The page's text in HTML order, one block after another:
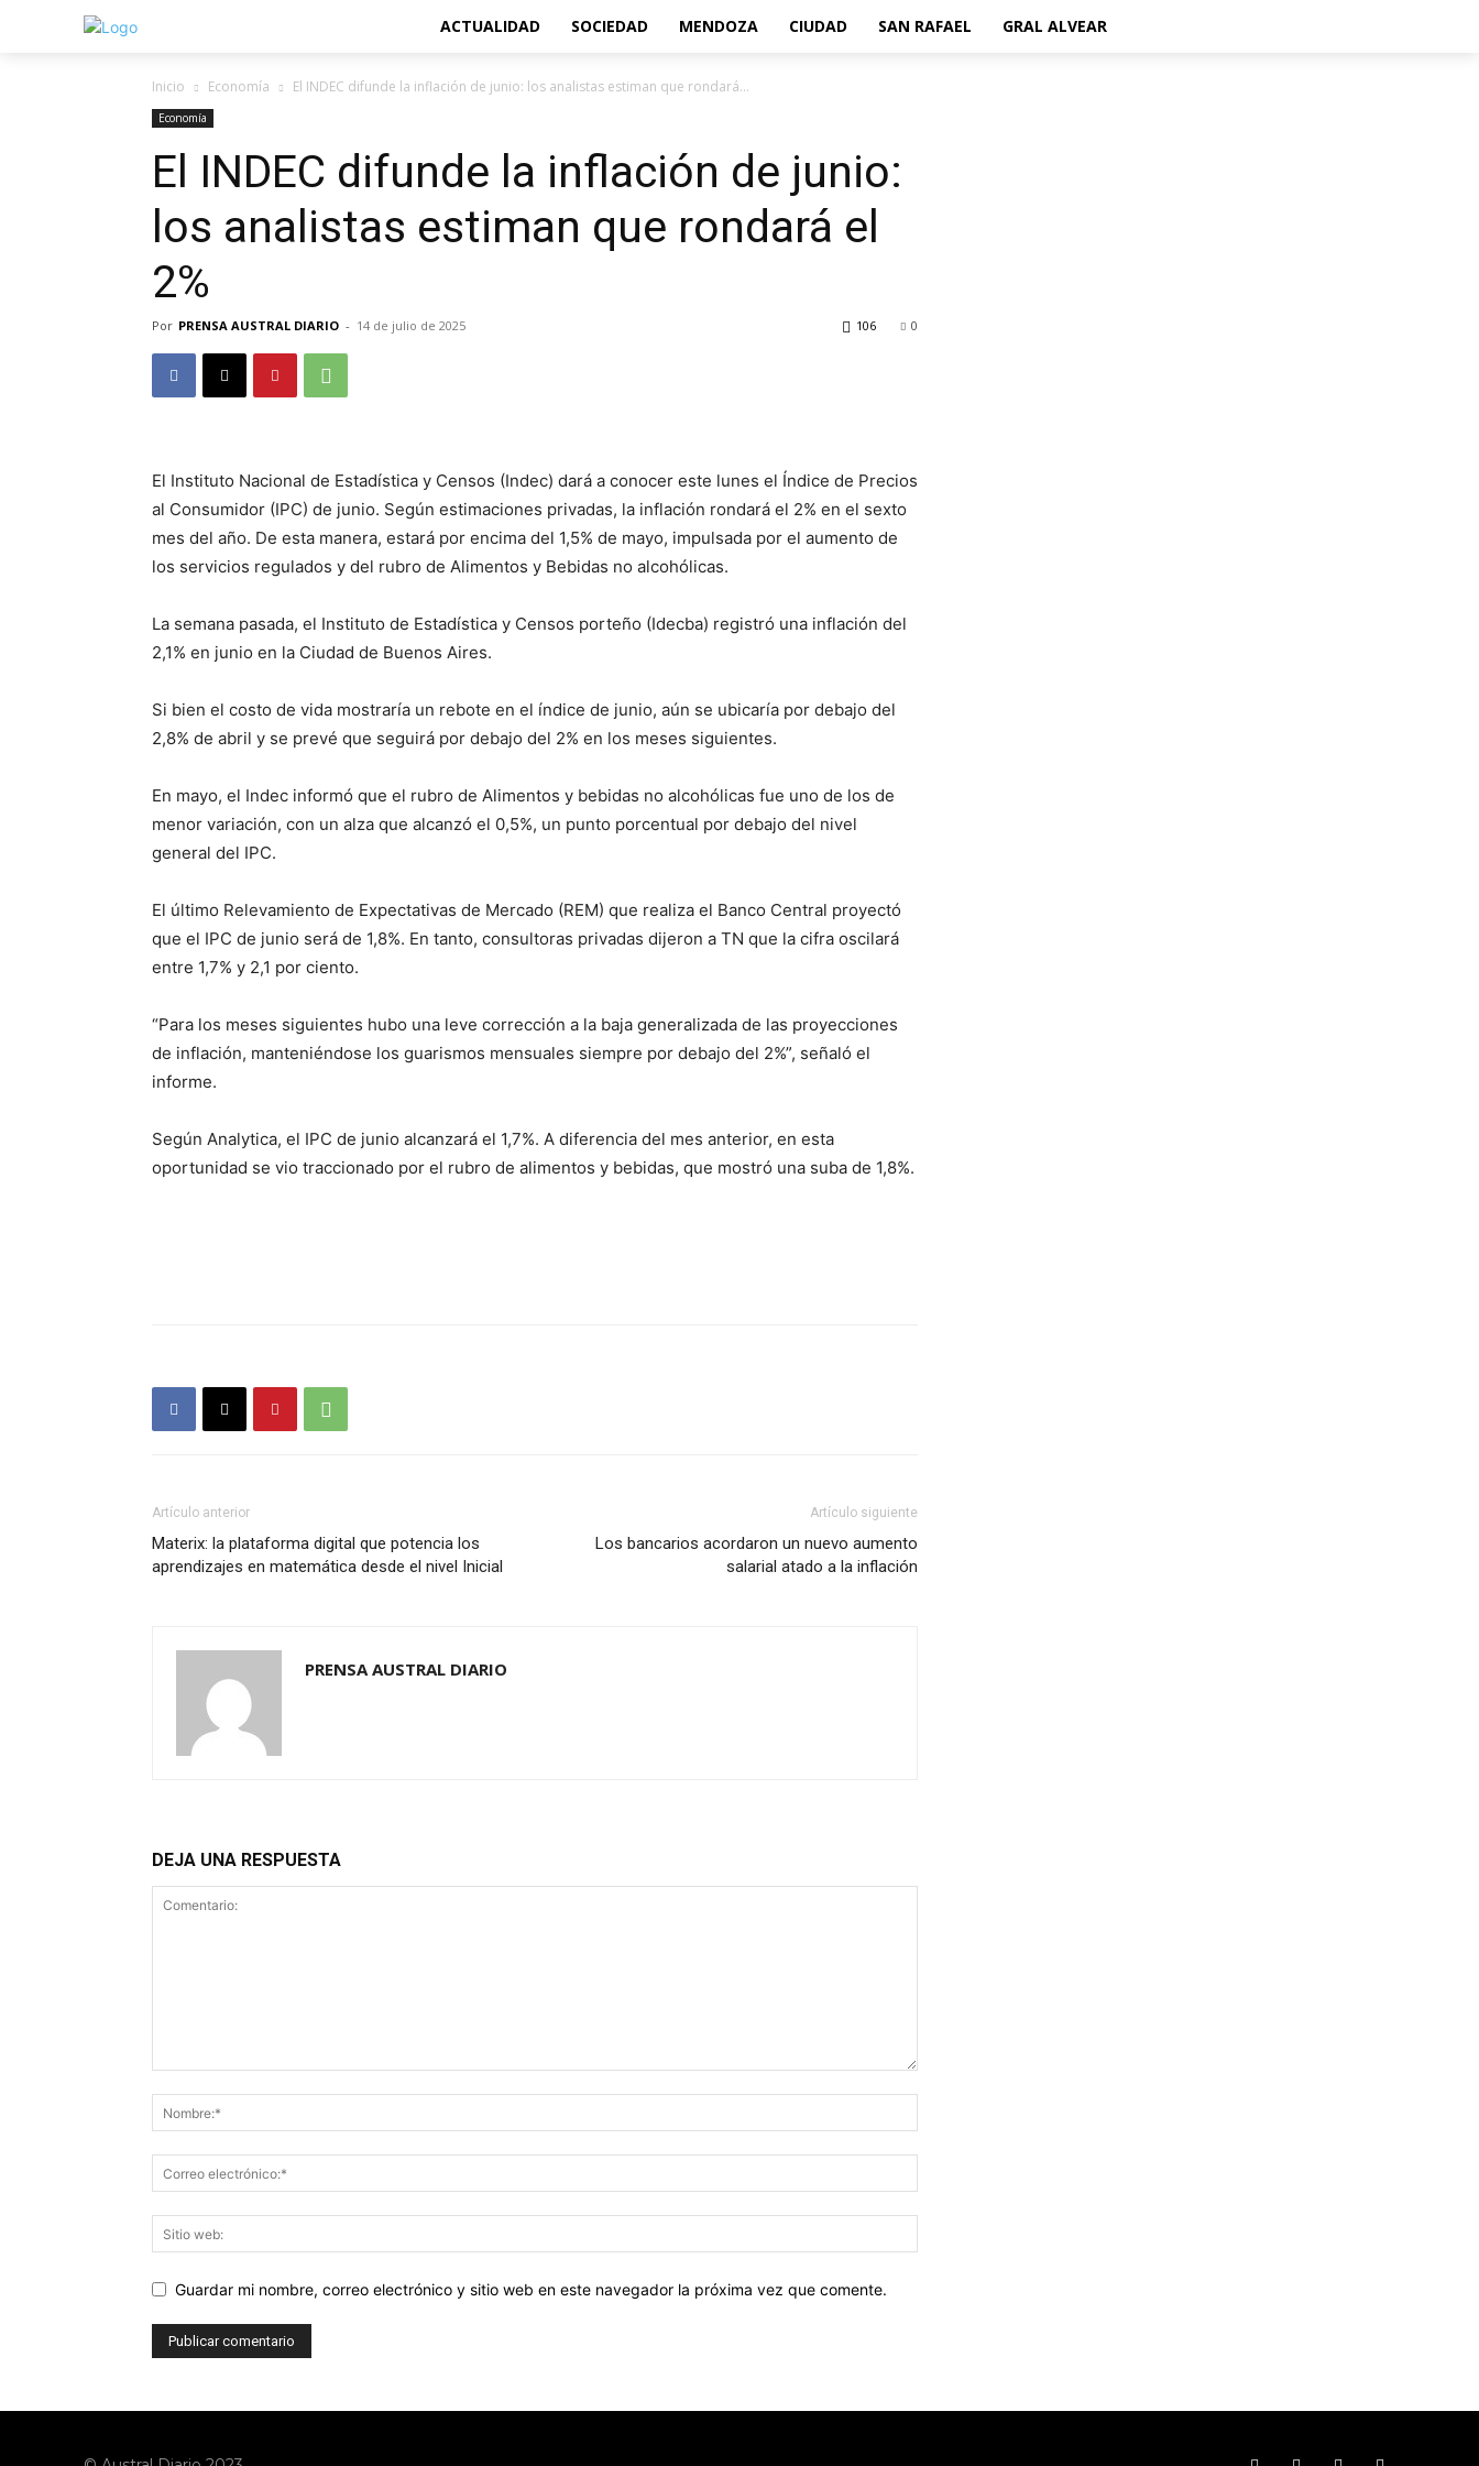
ACTUALIDAD SOCIEDAD MENDOZA CIUDAD SAN RAFAEL GRAL ALVEAR
Inicio Economía El INDEC difunde la inflación de junio: los analistas estiman que rondará...
Economía
El INDEC difunde la inflación de junio:
los analistas estiman que rondará el
2%
Por PRENSA AUSTRAL DIARIO - 14 de julio de 2025 0
106
El Instituto Nacional de Estadística y Censos (Indec) dará a conocer este lunes el Índice de Precios
al Consumidor (IPC) de junio. Según estimaciones privadas, la inflación rondará el 2% en el sexto
mes del año. De esta manera, estará por encima del 1,5% de mayo, impulsada por el aumento de
los servicios regulados y del rubro de Alimentos y Bebidas no alcohólicas.
La semana pasada, el Instituto de Estadística y Censos porteño (Idecba) registró una inflación del
2,1% en junio en la Ciudad de Buenos Aires.
Si bien el costo de vida mostraría un rebote en el índice de junio, aún se ubicaría por debajo del
2,8% de abril y se prevé que seguirá por debajo del 2% en los meses siguientes.
En mayo, el Indec informó que el rubro de Alimentos y bebidas no alcohólicas fue uno de los de
menor variación, con un alza que alcanzó el 0,5%, un punto porcentual por debajo del nivel
general del IPC.
El último Relevamiento de Expectativas de Mercado (REM) que realiza el Banco Central proyectó
que el IPC de junio será de 1,8%. En tanto, consultoras privadas dijeron a TN que la cifra oscilará
entre 1,7% y 2,1 por ciento.
“Para los meses siguientes hubo una leve corrección a la baja generalizada de las proyecciones
de inflación, manteniéndose los guarismos mensuales siempre por debajo del 2%”, señaló el
informe.
Según Analytica, el IPC de junio alcanzará el 1,7%. A diferencia del mes anterior, en esta
oportunidad se vio traccionado por el rubro de alimentos y bebidas, que mostró una suba de 1,8%.
Artículo anterior
Materix: la plataforma digital que potencia los
aprendizajes en matemática desde el nivel Inicial
Artículo siguiente
Los bancarios acordaron un nuevo aumento
salarial atado a la inflación
PRENSA AUSTRAL DIARIO
DEJA UNA RESPUESTA
Guardar mi nombre, correo electrónico y sitio web en este navegador la próxima vez que comente.